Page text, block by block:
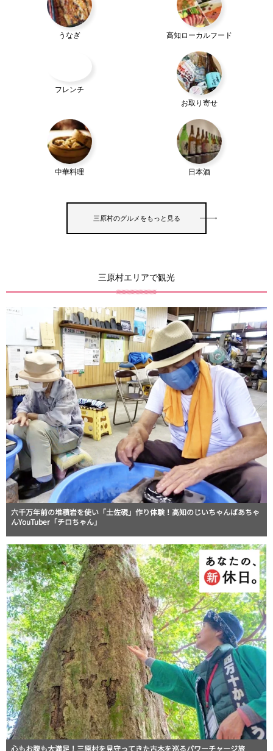
うなぎ 高知ローカルフード
フレンチ
お取り寄せ
中華料理 日本酒
三原村のグルメをもっと見る
三原村エリアで観光
六千万年前の堆積岩を使い「土佐硯」作り体験！高知のじいちゃんばあちゃ
んYouTuber「チロちゃん」